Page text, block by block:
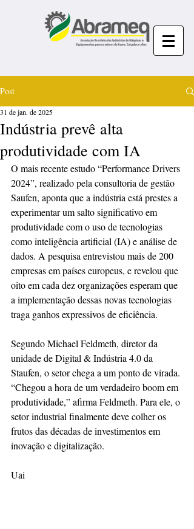
Post
Indústria prevê alta
produtividade com IA
31 de jan. de 2025
O mais recente estudo “Performance Drivers
2024”, realizado pela consultoria de gestão
Saufen, aponta que a indústria está prestes a
experimentar um salto significativo em
produtividade com o uso de tecnologias
como inteligência artificial (IA) e análise de
dados. A pesquisa entrevistou mais de 200
empresas em países europeus, e revelou que
oito em cada dez organizações esperam que
a implementação dessas novas tecnologias
traga ganhos expressivos de eficiência.
Segundo Michael Feldmeth, diretor da
unidade de Digital & Indústria 4.0 da
Staufen, o setor chega a um ponto de virada.
“Chegou a hora de um verdadeiro boom em
produtividade,” afirma Feldmeth. Para ele, o
setor industrial finalmente deve colher os
frutos das décadas de investimentos em
inovação e digitalização.
Uai